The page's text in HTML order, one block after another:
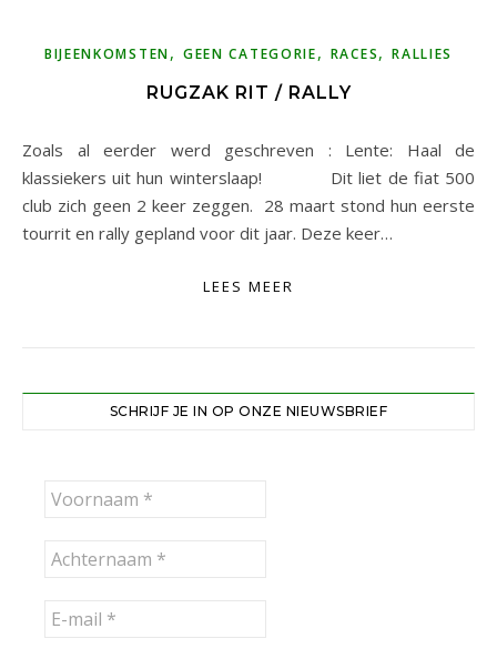
BIJEENKOMSTEN, GEEN CATEGORIE, RACES,RALLIES
RUGZAK RIT / RALLY
Zoals al eerder werd geschreven : Lente: Haal de
klassiekers uit hun winterslaap! Dit liet de fiat 500
club zich geen 2 keer zeggen. 28 maart stond hun eerste
tourrit en rally gepland voor dit jaar. Deze keer…
LEES MEER
SCHRIJF JE IN OP ONZE NIEUWSBRIEF